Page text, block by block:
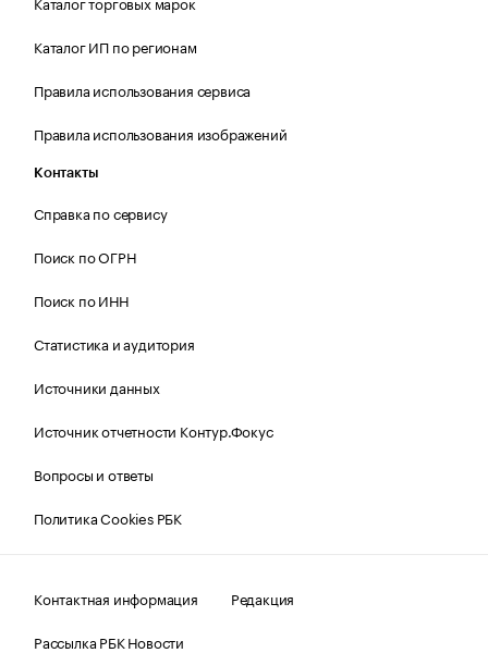
Каталог ИП по регионам
Правила использования сервиса
Правила использования изображений
Контакты
Справка по сервису
Поиск по ОГРН
Поиск по ИНН
Статистика и аудитория
Источники данных
Источник отчетности Контур.Фокус
Вопросы и ответы
Политика Cookies РБК
Контактная информация
Редакция
Рассылка РБК Новости